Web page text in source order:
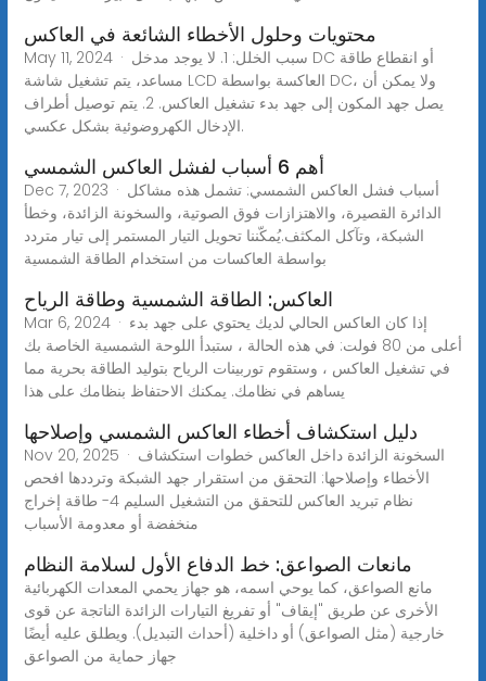
محتويات وحلول الأخطاء الشائعة في العاكس
May 11, 2024 · سبب الخلل: 1. لا يوجد مدخل DC أو انقطاع طاقة
مساعد، يتم تشغيل شاشة LCD العاكسة بواسطة DC، ولا يمكن أن
يصل جهد المكون إلى جهد بدء تشغيل العاكس. 2. يتم توصيل أطراف
الإدخال الكهروضوئية بشكل عكسي.
أهم 6 أسباب لفشل العاكس الشمسي
Dec 7, 2023 · أسباب فشل العاكس الشمسي: تشمل هذه مشاكل
الدائرة القصيرة، والاهتزازات فوق الصوتية، والسخونة الزائدة، وخطأ
الشبكة، وتآكل المكثف.يُمكّننا تحويل التيار المستمر إلى تيار متردد
بواسطة العاكسات من استخدام الطاقة الشمسية
العاكس: الطاقة الشمسية وطاقة الرياح
Mar 6, 2024 · إذا كان العاكس الحالي لديك يحتوي على جهد بدء
أعلى من 80 فولت: في هذه الحالة ، ستبدأ اللوحة الشمسية الخاصة بك
في تشغيل العاكس ، وستقوم توربينات الرياح بتوليد الطاقة بحرية مما
يساهم في نظامك. يمكنك الاحتفاظ بنظامك على هذا
دليل استكشاف أخطاء العاكس الشمسي وإصلاحها
Nov 20, 2025 · السخونة الزائدة داخل العاكس خطوات استكشاف
الأخطاء وإصلاحها: التحقق من استقرار جهد الشبكة وترددها افحص
نظام تبريد العاكس للتحقق من التشغيل السليم 4- طاقة إخراج
منخفضة أو معدومة الأسباب
مانعات الصواعق: خط الدفاع الأول لسلامة النظام
مانع الصواعق، كما يوحي اسمه، هو جهاز يحمي المعدات الكهربائية
الأخرى عن طريق "إيقاف" أو تفريغ التيارات الزائدة الناتجة عن قوى
خارجية (مثل الصواعق) أو داخلية (أحداث التبديل). ويطلق عليه أيضًا
جهاز حماية من الصواعق